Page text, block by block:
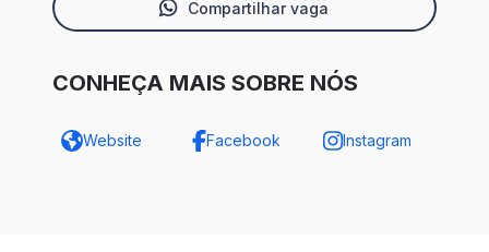
Compartilhar vaga
CONHEÇA MAIS SOBRE NÓS
Website Facebook Instagram